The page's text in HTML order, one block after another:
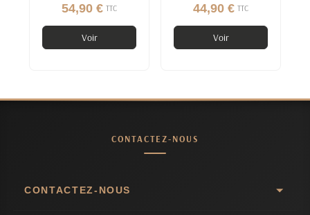
54,90 € TTC
Voir
44,90 € TTC
Voir
CONTACTEZ-NOUS
CONTACTEZ-NOUS